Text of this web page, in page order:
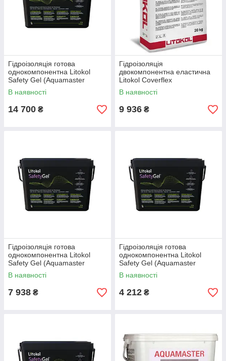
Гідроізоляція готова
однокомпонентна Litokol
Safety Gel (Aquamaster
аквамайстер) 20 кг, (внутр/
зовн))
В наявності
14 700 ₴
Гідроізоляція
двокомпонентна еластична
Litokol Coverflex
(коверфлекс) A+B, (20 кг + 10
кг), 30 кг
В наявності
9 936 ₴
Гідроізоляція готова
однокомпонентна Litokol
Safety Gel (Aquamaster
аквамайстер) 10 кг, (внутр/
зовн))
В наявності
7 938 ₴
Гідроізоляція готова
однокомпонентна Litokol
Safety Gel (Aquamaster
аквамайстер) 5 кг, (внутр/
зовн))
В наявності
4 212 ₴